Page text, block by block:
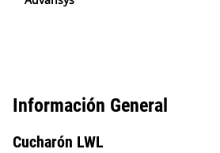
Información General
Cucharón LWL